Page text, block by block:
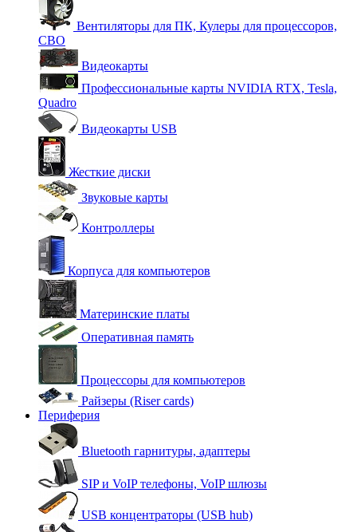
Вентиляторы для ПК, Кулеры для процессоров,
СВО
Видеокарты
Профессиональные карты NVIDIA RTX, Tesla,
Quadro
Видеокарты USB
Жесткие диски
Звуковые карты
Контроллеры
Корпуса для компьютеров
Материнские платы
Оперативная память
Процессоры для компьютеров
Райзеры (Riser cards)
Периферия
Bluetooth гарнитуры, адаптеры
SIP и VoIP телефоны, VoIP шлюзы
USB концентраторы (USB hub)